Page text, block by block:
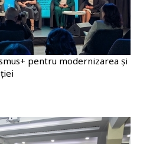
pentru modernizarea și